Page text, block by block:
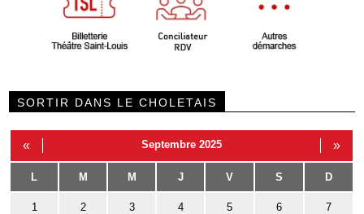
SORTIR DANS LE CHOLETAIS
« Septembre 2025 »
L M M J V S D
1 2 3 4 5 6 7